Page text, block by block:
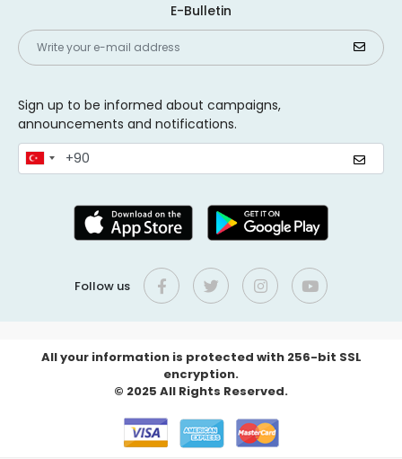
E-Bulletin
Sign up to be informed about campaigns,
announcements and notifications.
Follow us
All your information is protected with 256-bit SSL
encryption.
© 2025 All Rights Reserved.